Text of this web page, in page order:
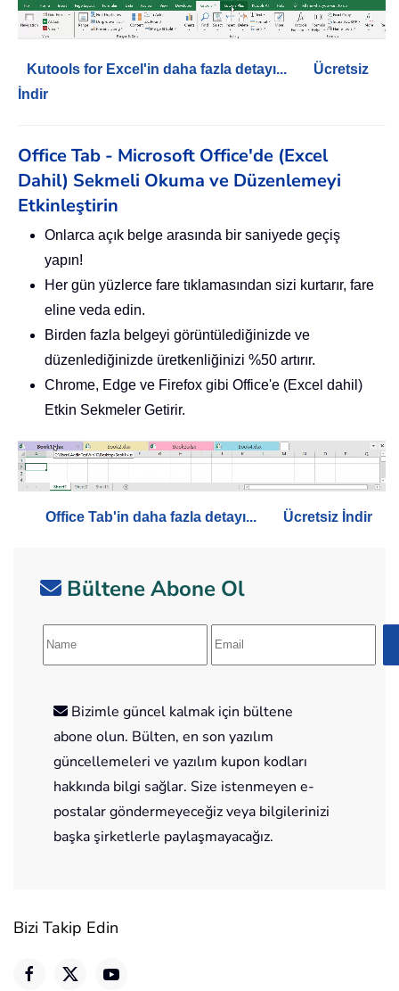
Kutools for Excel'in daha fazla detayı...
Ücretsiz
İndir
Office Tab - Microsoft Office'de (Excel
Dahil) Sekmeli Okuma ve Düzenlemeyi
Etkinleştirin
Onlarca açık belge arasında bir saniyede geçiş
yapın!
Her gün yüzlerce fare tıklamasından sizi kurtarır, fare
eline veda edin.
Birden fazla belgeyi görüntülediğinizde ve
düzenlediğinizde üretkenliğinizi %50 artırır.
Chrome, Edge ve Firefox gibi Office'e (Excel dahil)
Etkin Sekmeler Getirir.
Office Tab'in daha fazla detayı... Ücretsiz İndir
Bültene Abone Ol
Bizimle güncel kalmak için bültene
abone olun. Bülten, en son yazılım
güncellemeleri ve yazılım kupon kodları
hakkında bilgi sağlar. Size istenmeyen e-
postalar göndermeyeceğiz veya bilgilerinizi
başka şirketlerle paylaşmayacağız.
Bizi Takip Edin